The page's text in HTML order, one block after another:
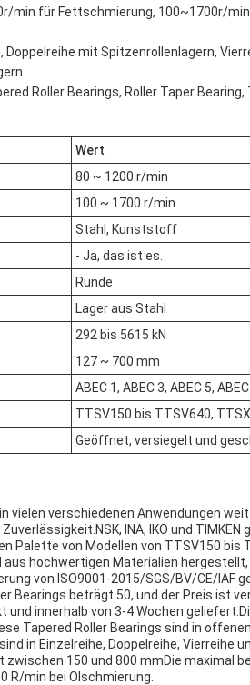
min für Fettschmierung, 100~1700r/
mit Spitzenrollenlagern,
Roller Bearings, Roller Taper Bearing,
Wert
80 ~ 1200 r/min
100 ~ 1700 r/min
Stahl, Kunststoff
- Ja, das ist es.
Runde
Lager aus Stahl
292 bis 5615 kN
127 ~ 700 mm
ABEC 1, ABEC 3, ABEC 5,
TTSV150 bis TTSV640,
Geöffnet, versiegelt und
vielen verschiedenen Anwendungen
INA, IKO und TIMKEN
Palette von Modellen von TTSV150 bis
aus hochwertigen Materialien
von ISO9001-2015/SGS/BV/CE/IAF
Bearings beträgt 50, und der Preis ist
innerhalb von 3-4 Wochen
Tapered Roller Bearings sind in
in Einzelreihe, Doppelreihe, Vierreihe
150 und 800 mmDie maximal
R/min bei Ölschmierung.